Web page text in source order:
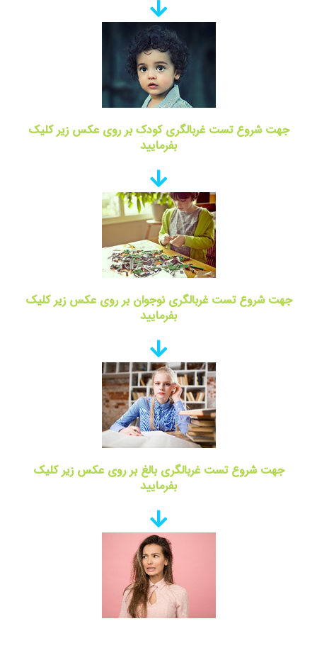
جهت شروع تست غربالگری کودک بر روی عکس زیر کلیک
بفرمایید
جهت شروع تست غربالگری نوجوان بر روی عکس زیر کلیک
بفرمایید
جهت شروع تست غربالگری بالغ بر روی عکس زیر کلیک
بفرمایید